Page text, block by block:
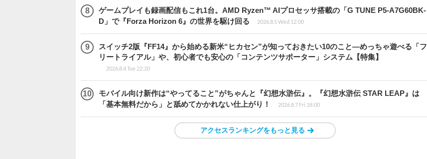
ゲームプレイも録画配信もこれ1台。AMD Ryzen™ AIプロセッサ搭載の「G TUNE P5-A7G60BK-
D」で『Forza Horizon 6』の世界を駆け回る
2026.8.5 Wed 12:00
スイッチ2版『FF14』から始める新米“ヒカセン”が知っておきたい10のこと―めっちゃ遊べる「フ
リートライアル」や、初心者でも安心の「コンテンツサポーター」システム【特集】
2026.8.4 Tue 22:20
モバイル向け新作は“やってること”がちゃんと『幻想水滸伝』。『幻想水滸伝 STAR LEAP』は
「基本無料だから」と舐めてかかれない仕上がり！
2026.8.7 Fri 18:00
アクセスランキングをもっと見る